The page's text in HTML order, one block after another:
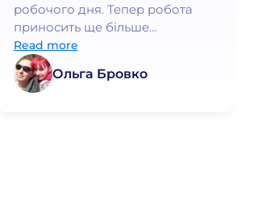
робочого дня. Тепер робота
приносить ще більше
задоволення!
Read more
Ольга Бровко